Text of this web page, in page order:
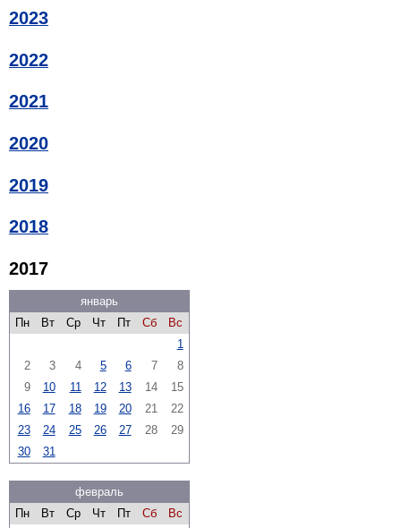
2023
2022
2021
2020
2019
2018
2017
январь
Пн
Вт Ср Чт Пт Сб
Вс
1
2
3 4 5 6 7
8
9
10 11 12 13 14
15
16
17 18 19 20 21
22
23
24 25 26 27 28
29
30
31
февраль
Пн
Вт Ср Чт Пт Сб
Вс